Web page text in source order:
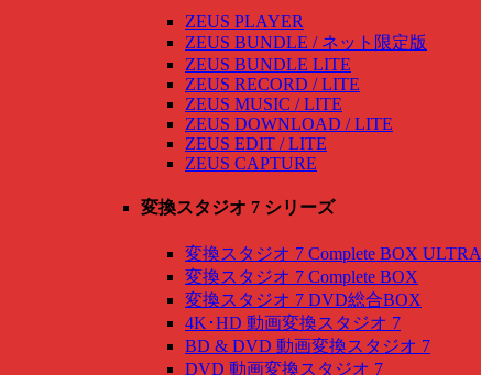
ZEUS PLAYER
ZEUS BUNDLE / ネット限定版
ZEUS BUNDLE LITE
ZEUS RECORD / LITE
ZEUS MUSIC / LITE
ZEUS DOWNLOAD / LITE
ZEUS EDIT / LITE
ZEUS CAPTURE
変換スタジオ 7 シリーズ
変換スタジオ 7 Complete BOX ULTRA
変換スタジオ 7 Complete BOX
変換スタジオ 7 DVD総合BOX
4K･HD 動画変換スタジオ 7
BD & DVD 動画変換スタジオ 7
DVD 動画変換スタジオ 7